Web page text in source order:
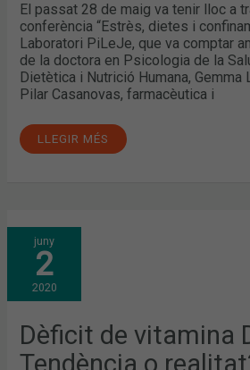
El passat 28 de maig va tenir lloc a
conferència “Estrès, dietes i
Laboratori PiLeJe, que va comptar
de la doctora en Psicologia de la
Dietètica i Nutrició Humana, Gemma
Pilar Casanovas, farmacèutica i
LLEGIR MÉS
juny
2
2020
Dèficit de vitamina
DÈFICIT
DE
VITAMINA
D.
TENDÈNCIA
O
REALITAT?
D’ACTUALITAT]